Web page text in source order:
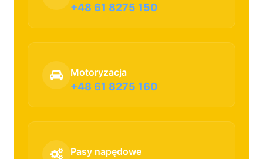
+48 61 8275 150
Motoryzacja
+48 61 8275 160
Pasy napędowe